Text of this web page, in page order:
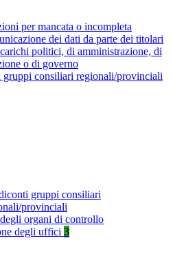
per mancata o incompleta
dei dati da parte dei titolari
politici, di amministrazione, di
o di governo
gruppi consiliari regionali/provinciali
gruppi consiliari
provinciali
organi di controllo
degli uffici 3